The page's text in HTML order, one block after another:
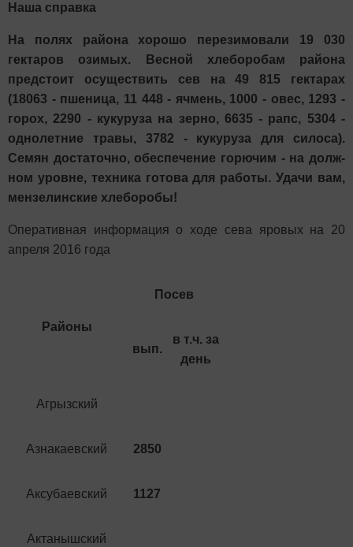
Наша справка
На полях района хорошо перезимова­ли 19 030
гектаров озимых. Весной хле­боробам района
предстоит осуществить сев на 49 815 гектарах
(18063 - пшени­ца, 11 448 - ячмень, 1000 - овес, 1293 -
горох, 2290 - кукуруза на зерно, 6635 - рапс, 5304 -
однолетние травы, 3782 - кукуруза для силоса).
Семян доста­точно, обеспечение горючим - на долж­
ном уровне, техника готова для работы. Удачи вам,
мензелинские хлеборобы!
Оперативная информация о ходе сева яровых на 20
апреля 2016 года
Районы
Посев
вып.
в т.ч. за
день
Агрызский
Азнакаевский 2850
Аксубаевский 1127
Актанышский